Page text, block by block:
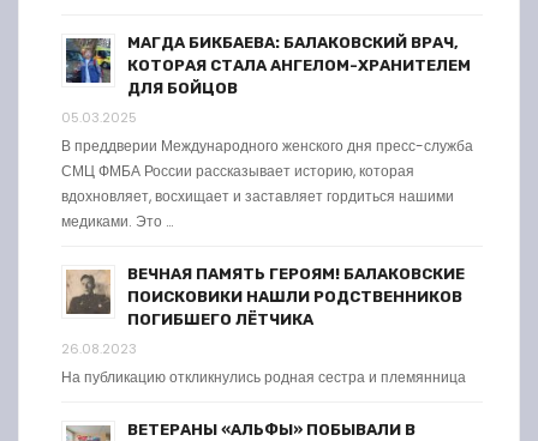
МАГДА БИКБАЕВА: БАЛАКОВСКИЙ ВРАЧ,
КОТОРАЯ СТАЛА АНГЕЛОМ-ХРАНИТЕЛЕМ
ДЛЯ БОЙЦОВ
05.03.2025
В преддверии Международного женского дня пресс-служба
СМЦ ФМБА России рассказывает историю, которая
вдохновляет, восхищает и заставляет гордиться нашими
медиками. Это …
ВЕЧНАЯ ПАМЯТЬ ГЕРОЯМ! БАЛАКОВСКИЕ
ПОИСКОВИКИ НАШЛИ РОДСТВЕННИКОВ
ПОГИБШЕГО ЛЁТЧИКА
26.08.2023
На публикацию откликнулись родная сестра и племянница
ВЕТЕРАНЫ «АЛЬФЫ» ПОБЫВАЛИ В